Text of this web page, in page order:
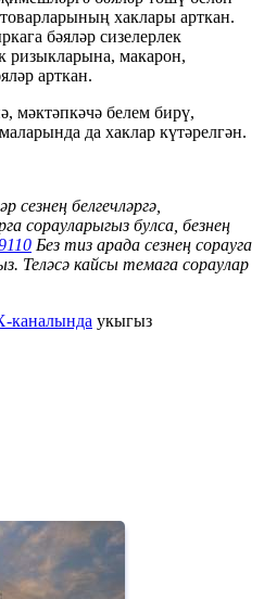
хаклары арткан.
бәяләр сизелерлек
ризыкларына, макарон,
арткан.
мәктәпкәчә белем бирү,
да хаклар күтәрелгән.
белгечләргә,
сорауларыгыз булса, безнең
Без тиз арада сезнең сорауга
кайсы темага сораулар
каналында укыгыз